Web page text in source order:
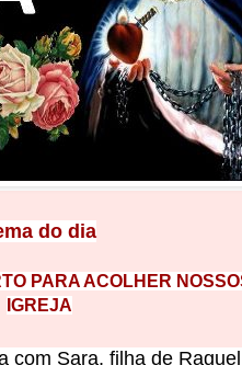
do dia
O PARA ACOLHER
IGREJA
com Sara, filha de